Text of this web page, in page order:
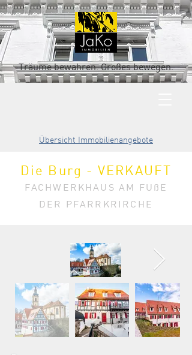
Träume bewahren. Großes bewegen.
Übersicht Immobilienangebote
Die Burg - VERKAUFT
FACHWERKHAUS AM FUßE
DER PFARRKRIRCHE